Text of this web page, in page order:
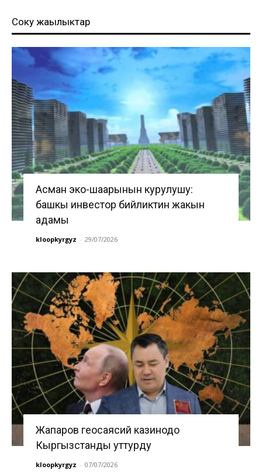
Соңку жаңылыктар
Асман эко-шаарынын курулушу:
башкы инвестор бийликтин жакын
адамы
kloopkyrgyz - 29/07/2026
Жапаров геосаясий казинодо
Кыргызстанды уттурду
kloopkyrgyz - 07/07/2026